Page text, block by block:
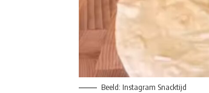
Beeld: Instagram Snacktijd